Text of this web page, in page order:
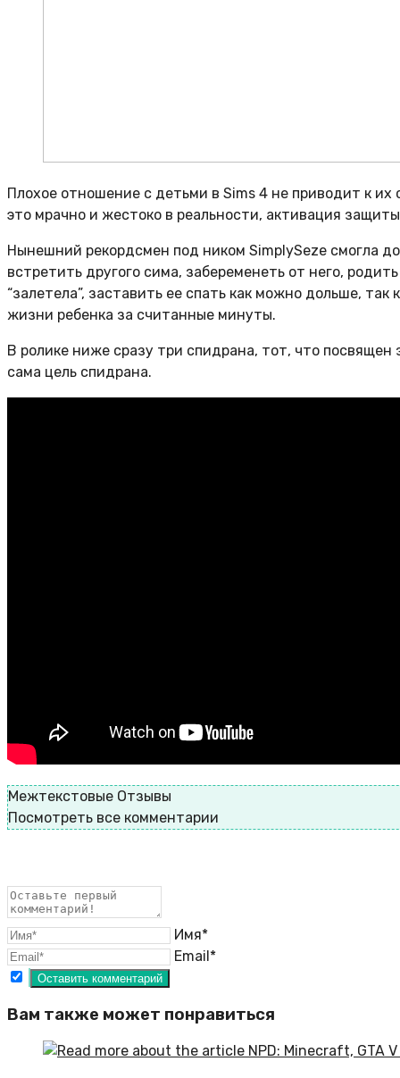
Плохое отношение с детьми в Sims 4 не приводит к
это мрачно и жестоко в реальности, активация
Нынешний рекордсмен под ником SimplySeze смогла
встретить другого сима, забеременеть от него,
“залетела”, заставить ее спать как можно дольше,
жизни ребенка за считанные минуты.
В ролике ниже сразу три спидрана, тот, что
сама цель спидрана.
Межтекстовые Отзывы
Посмотреть все комментарии
Имя*
Email*
Вам также может понравиться